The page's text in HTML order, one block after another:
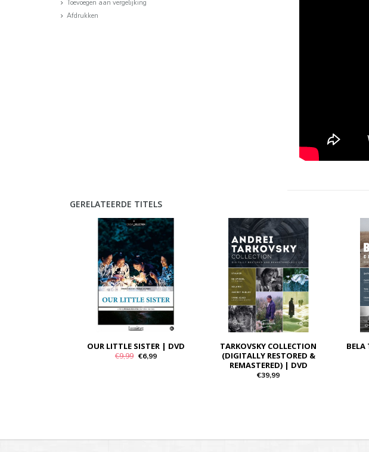
Toevoegen aan vergelijking
Afdrukken
GERELATEERDE TITELS
OUR LITTLE SISTER | DVD
€9,99 €6,99
TARKOVSKY COLLECTION
(DIGITALLY RESTORED &
REMASTERED) | DVD
€39,99
BELA